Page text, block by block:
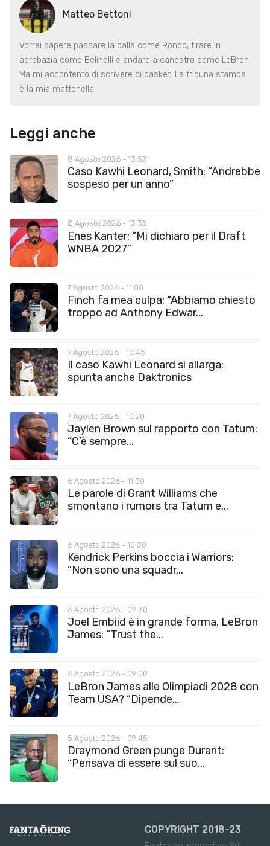
Matteo Bettoni
Vorrei sapere passare la palla come Rondo, tirare in
acrobazia come Belinelli e andare a canestro come LeBron.
Ma mi accontento di scrivere di basket. La tribuna stampa
è la mia mattonella.
Leggi anche
8 Agosto 2026 - 13:52
Caso Kawhi Leonard, Smith: “Andrebbe
sospeso per un anno”
8 Agosto 2026 - 13:35
Enes Kanter: “Mi dichiaro per il Draft
WNBA 2027”
7 Agosto 2026 - 11:00
Finch fa mea culpa: “Abbiamo chiesto
troppo ad Anthony Edwar...
7 Agosto 2026 - 10:45
Il caso Kawhi Leonard si allarga:
spunta anche Daktronics
7 Agosto 2026 - 10:20
Jaylen Brown sul rapporto con Tatum:
“C’è sempre...
6 Agosto 2026 - 11:30
Le parole di Grant Williams che
smontano i rumors tra Tatum e...
6 Agosto 2026 - 10:30
Kendrick Perkins boccia i Warriors:
“Non sono una squadr...
6 Agosto 2026 - 09:30
Joel Embiid è in grande forma, LeBron
James: “Trust the...
6 Agosto 2026 - 09:00
LeBron James alle Olimpiadi 2028 con
Team USA? “Dipende...
5 Agosto 2026 - 09:45
Draymond Green punge Durant:
“Pensava di essere sul suo...
COPYRIGHT 2018-23